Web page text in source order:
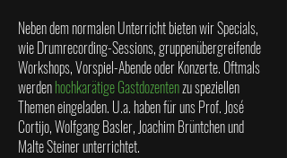
Neben dem normalen Unterricht bieten wir Specials,
wie Drumrecording-Sessions, gruppenübergreifende
Workshops, Vorspiel-Abende oder Konzerte. Oftmals
werdenhochkarätige Gastdozentenzu speziellen
Themen eingeladen. U.a. haben für uns Prof. José
Cortijo, Wolfgang Basler, Joachim Brüntchen und
Malte Steiner unterrichtet.